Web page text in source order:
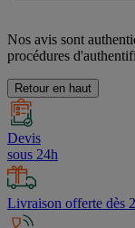
Nos avis sont
procédures
Retour en haut
Devis
sous 24h
Livraison offerte dès